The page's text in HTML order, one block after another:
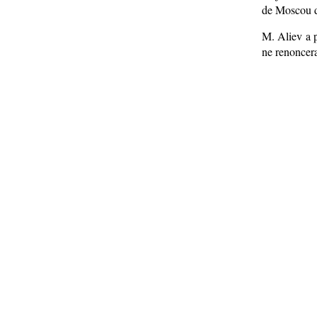
de Moscou
M. Aliev a
ne